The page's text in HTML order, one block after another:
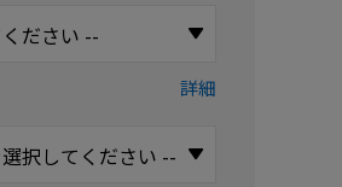
詳細